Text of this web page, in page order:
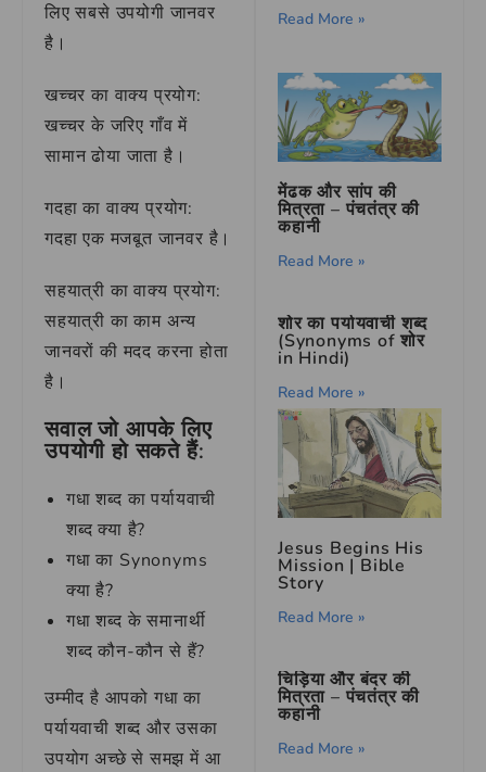
लिए सबसे उपयोगी जानवर
है।
खच्चर का वाक्य प्रयोग:
खच्चर के जरिए गाँव में
सामान ढोया जाता है।
गदहा का वाक्य प्रयोग:
गदहा एक मजबूत जानवर है।
सहयात्री का वाक्य प्रयोग:
सहयात्री का काम अन्य
जानवरों की मदद करना होता
है।
सवाल जो आपके लिए
उपयोगी हो सकते हैं:
गधा शब्द का पर्यायवाची
शब्द क्या है?
गधा का Synonyms
क्या है?
गधा शब्द के समानार्थी
शब्द कौन-कौन से हैं?
उम्मीद है आपको गधा का
पर्यायवाची शब्द और उसका
उपयोग अच्छे से समझ में आ
Read More »
मेंढक और सांप की
मित्रता – पंचतंत्र की
कहानी
Read More »
शोर का पर्यायवाची शब्द
(Synonyms of शोर
in Hindi)
Read More »
Jesus Begins His
Mission | Bible
Story
Read More »
चिड़िया और बंदर की
मित्रता – पंचतंत्र की
कहानी
Read More »